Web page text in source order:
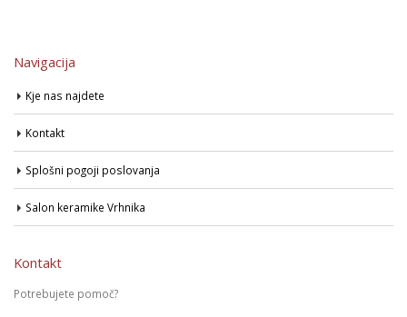
Navigacija
Kje nas najdete
Kontakt
Splošni pogoji poslovanja
Salon keramike Vrhnika
Kontakt
Potrebujete pomoč?